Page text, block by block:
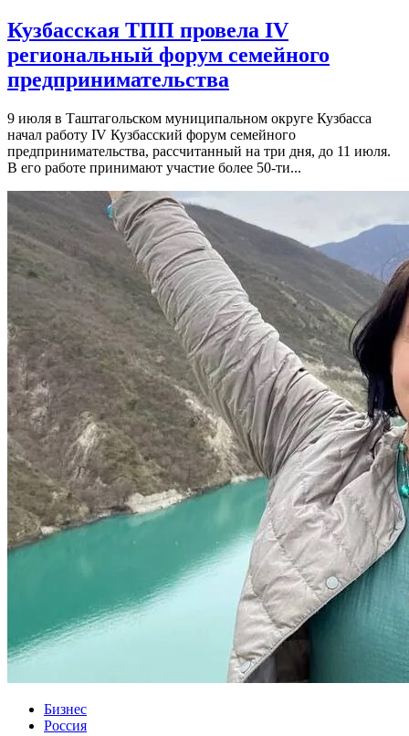
Кузбасская ТПП провела IV
региональный форум семейного
предпринимательства
9 июля в Таштагольском муниципальном округе Кузбасса
начал работу IV Кузбасский форум семейного
предпринимательства, рассчитанный на три дня, до 11 июля.
В его работе принимают участие более 50-ти...
Бизнес
Россия